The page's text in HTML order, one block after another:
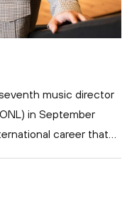
music director
in September
career that